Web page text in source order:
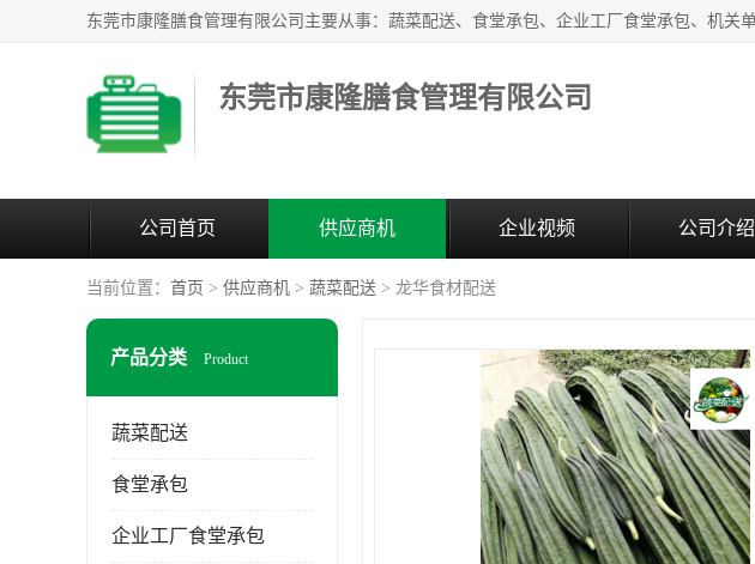
东莞市康隆膳食管理有限公司
公司首页 供应商机 企业视频 公司介绍
当前位置： 首页 > 供应商机 > 蔬菜配送 > 龙华食材配送
产品分类 Product
蔬菜配送
食堂承包
企业工厂食堂承包